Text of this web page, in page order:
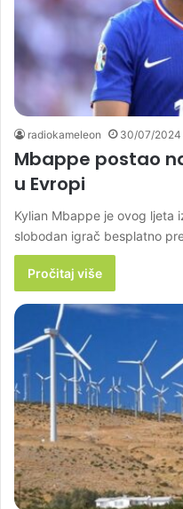
radiokameleon 30/07/2024
Mbappe postao
u Evropi
Kylian Mbappe je ovog ljeta
slobodan igrač besplatno
Pročitaj više